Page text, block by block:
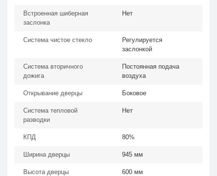
Встроенная шиберная
заслонка
Нет
Система чистое стекло
Регулируется
заслонкой
Система вторичного
дожига
Постоянная подача
воздуха
Открывание дверцы Боковое
Система тепловой
разводки
Нет
КПД 80%
Ширина дверцы 945 мм
Высота дверцы 600 мм